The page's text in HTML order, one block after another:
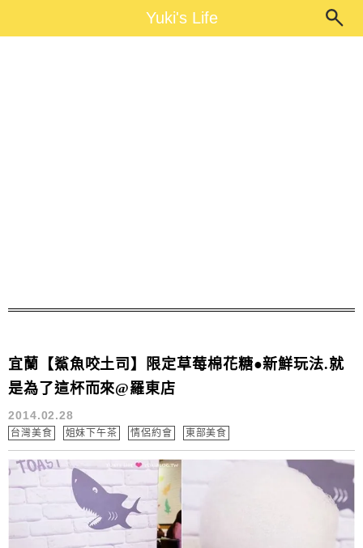
Yuki's LifeYuki's Life
宜蘭【鯊魚咬土司】限定草莓棉花糖●新鮮玩法.就
是為了這杯而來@羅東店
2014.02.28
台灣美食 姐妹下午茶 情侶約會 東部美食